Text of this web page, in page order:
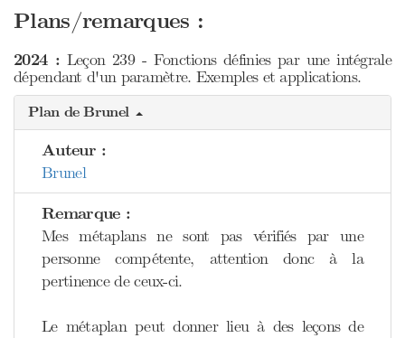
Plans/remarques :
2024 : Leçon 239 - Fonctions définies par une intégrale
dépendant d'un paramètre. Exemples et applications.
Plan de Brunel
Auteur :
Brunel
Remarque :
Mes métaplans ne sont pas vérifiés par une
personne compétente, attention donc à la
pertinence de ceux-ci.
Le métaplan peut donner lieu à des leçons de